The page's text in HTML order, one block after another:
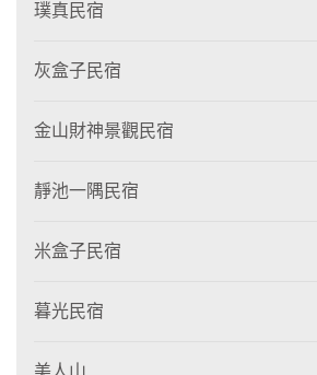
璞真民宿
灰盒子民宿
金山財神景觀民宿
靜池一隅民宿
米盒子民宿
暮光民宿
美人山